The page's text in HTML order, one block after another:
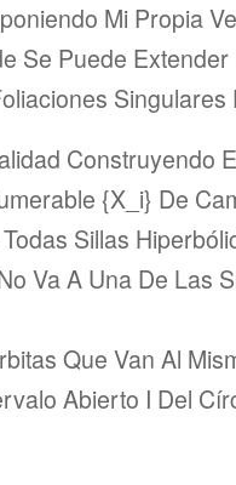
Mi Propia
Se Puede
Singulares
Construyendo
{X_i} De
Sillas
Va A Una De Las
Que Van Al
Abierto I Del